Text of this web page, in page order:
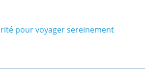
pour voyager sereinement